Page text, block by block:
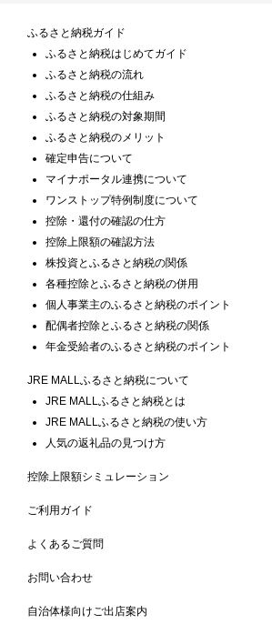
ふるさと納税ガイド
ふるさと納税はじめてガイド
ふるさと納税の流れ
ふるさと納税の仕組み
ふるさと納税の対象期間
ふるさと納税のメリット
確定申告について
マイナポータル連携について
ワンストップ特例制度について
控除・還付の確認の仕方
控除上限額の確認方法
株投資とふるさと納税の関係
各種控除とふるさと納税の併用
個人事業主のふるさと納税のポイント
配偶者控除とふるさと納税の関係
年金受給者のふるさと納税のポイント
JRE MALLふるさと納税について
JRE MALLふるさと納税とは
JRE MALLふるさと納税の使い方
人気の返礼品の見つけ方
控除上限額シミュレーション
ご利用ガイド
よくあるご質問
お問い合わせ
自治体様向けご出店案内